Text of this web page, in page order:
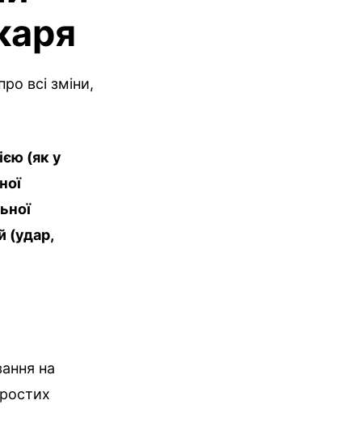
всі зміни,
(як у
(удар,
на